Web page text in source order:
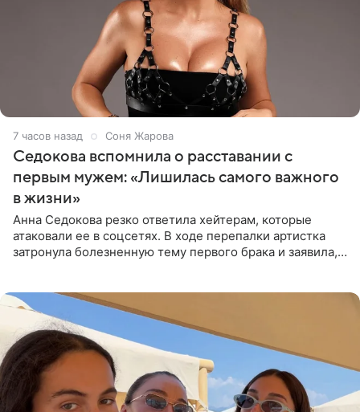
7 часов назад Соня Жарова
Седокова вспомнила о расставании с
первым мужем: «Лишилась самого важного
в жизни»
Анна Седокова резко ответила хейтерам, которые
атаковали ее в соцсетях. В ходе перепалки артистка
затронула болезненную тему первого брака и заявила,